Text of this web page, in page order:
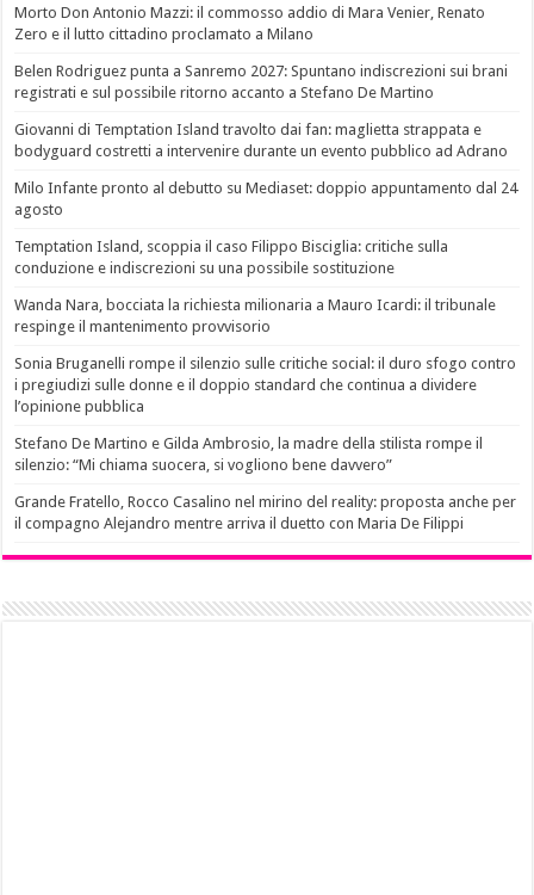
Morto Don Antonio Mazzi: il commosso addio di Mara Venier, Renato
Zero e il lutto cittadino proclamato a Milano
Belen Rodriguez punta a Sanremo 2027: Spuntano indiscrezioni sui brani
registrati e sul possibile ritorno accanto a Stefano De Martino
Giovanni di Temptation Island travolto dai fan: maglietta strappata e
bodyguard costretti a intervenire durante un evento pubblico ad Adrano
Milo Infante pronto al debutto su Mediaset: doppio appuntamento dal 24
agosto
Temptation Island, scoppia il caso Filippo Bisciglia: critiche sulla
conduzione e indiscrezioni su una possibile sostituzione
Wanda Nara, bocciata la richiesta milionaria a Mauro Icardi: il tribunale
respinge il mantenimento provvisorio
Sonia Bruganelli rompe il silenzio sulle critiche social: il duro sfogo contro
i pregiudizi sulle donne e il doppio standard che continua a dividere
l’opinione pubblica
Stefano De Martino e Gilda Ambrosio, la madre della stilista rompe il
silenzio: “Mi chiama suocera, si vogliono bene davvero”
Grande Fratello, Rocco Casalino nel mirino del reality: proposta anche per
il compagno Alejandro mentre arriva il duetto con Maria De Filippi